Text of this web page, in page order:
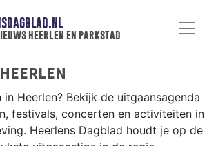
heerlen en parkstad
Heerlen? Bekijk de uitgaansagenda
festivals, concerten en activiteiten in
Heerlens Dagblad houdt je op de